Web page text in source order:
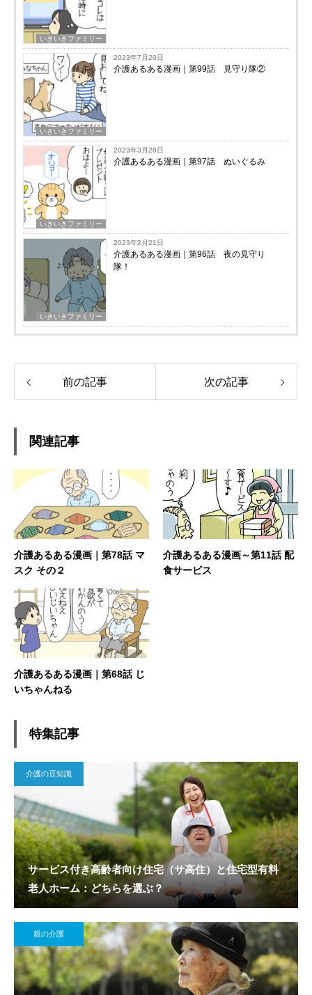
いきいきファミリー
いきいきファミリー
2023年7月20日
介護あるある漫画｜第99話 見守り隊②
いきいきファミリー
2023年3月28日
介護あるある漫画｜第97話 ぬいぐるみ
いきいきファミリー
2023年2月21日
介護あるある漫画｜第96話 夜の見守り
隊！
前の記事 次の記事
関連記事
介護あるある漫画｜第78話 マ
スク その２
介護あるある漫画～第11話 配
食サービス
介護あるある漫画｜第68話 じ
いちゃんねる
特集記事
介護の豆知識
サービス付き高齢者向け住宅（サ高住）と住宅型有料
老人ホーム：どちらを選ぶ？
親の介護